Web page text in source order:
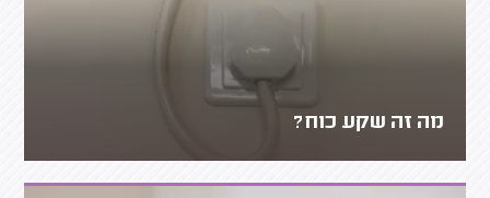
מה זה שקע כוח?